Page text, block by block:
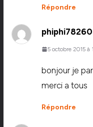
Répondre
phiphi78260
5 octobre 2015 à
bonjour je
merci a tous
Répondre